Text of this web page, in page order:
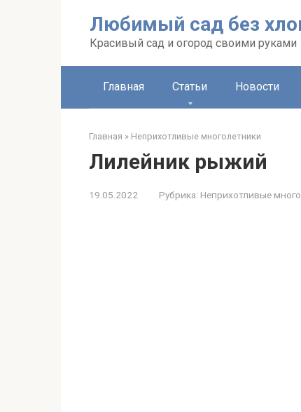
Любимый сад без
Красивый сад и огород своими руками
Главная Статьи Новости
Главная » Неприхотливые многолетники
Лилейник рыжий
19.05.2022 Рубрика: Неприхотливые